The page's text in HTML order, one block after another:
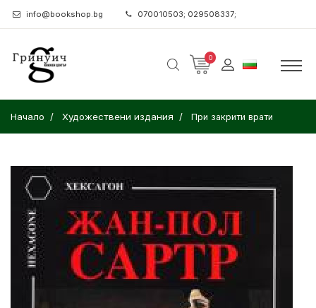
info@bookshop.bg 070010503; 029508337;
0
Начало Художествени издания При закрити врати